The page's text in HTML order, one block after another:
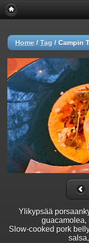
Home / Tag / Campin
Ylikypsää
guacamolea,
Slow-cooked pork